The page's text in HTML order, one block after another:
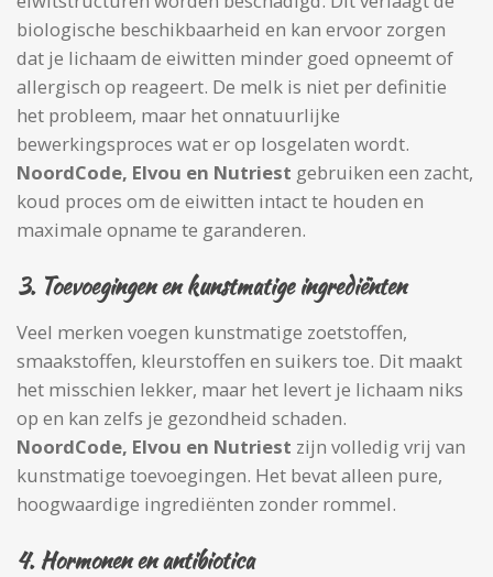
biologische beschikbaarheid en kan ervoor zorgen
dat je lichaam de eiwitten minder goed opneemt of
allergisch op reageert. De melk is niet per definitie
het probleem, maar het onnatuurlijke
bewerkingsproces wat er op losgelaten wordt.
NoordCode, Elvou en Nutriest gebruiken een zacht,
koud proces om de eiwitten intact te houden en
maximale opname te garanderen.
3. Toevoegingen en kunstmatige ingrediënten
Veel merken voegen kunstmatige zoetstoffen,
smaakstoffen, kleurstoffen en suikers toe. Dit maakt
het misschien lekker, maar het levert je lichaam niks
op en kan zelfs je gezondheid schaden.
NoordCode, Elvou en Nutriest zijn volledig vrij van
kunstmatige toevoegingen. Het bevat alleen pure,
hoogwaardige ingrediënten zonder rommel.
4.Hormonen en antibiotica